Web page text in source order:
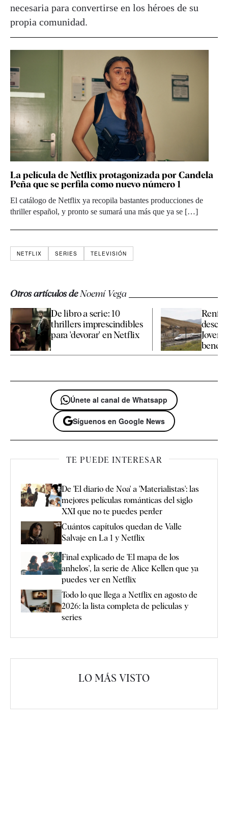
necesaria para convertirse en los héroes de su
propia comunidad.
La película de Netflix protagonizada por Candela
Peña que se perfila como nuevo número 1
El catálogo de Netflix ya recopila bastantes producciones de
thriller español, y pronto se sumará una más que ya se […]
NETFLIX SERIES TELEVISIÓN
Otros artículos deNoemí Vega
De libro a serie: 10
thrillers imprescindibles
para 'devorar' en Netflix
Renfe
Joven
Únete al canal de Whatsapp
Síguenos en Google News
TE PUEDE INTERESAR
De 'El diario de Noa' a 'Materialistas': las
mejores películas románticas del siglo
XXI que no te puedes perder
Cuántos capítulos quedan de Valle
Salvaje en La 1 y Netflix
Final explicado de 'El mapa de los
anhelos', la serie de Alice Kellen que ya
puedes ver en Netflix
Todo lo que llega a Netflix en agosto de
2026: la lista completa de películas y
series
LO MÁS VISTO